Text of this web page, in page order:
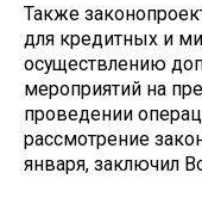
Также
для кредитных и
осуществлению
мероприятий на
проведении
рассмотрение
января, заключил